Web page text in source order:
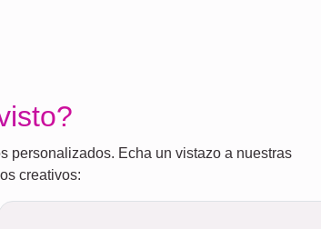
personalizados. Echa un vistazo a nuestras
creativos: